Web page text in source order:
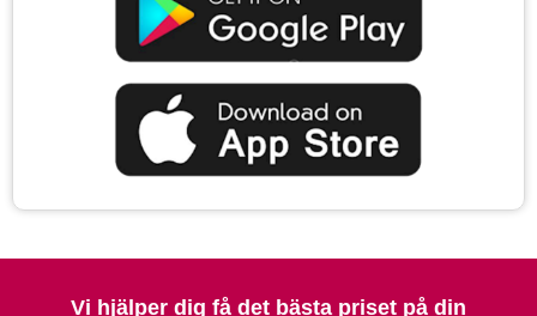
Vi hjälper dig få det bästa priset på din